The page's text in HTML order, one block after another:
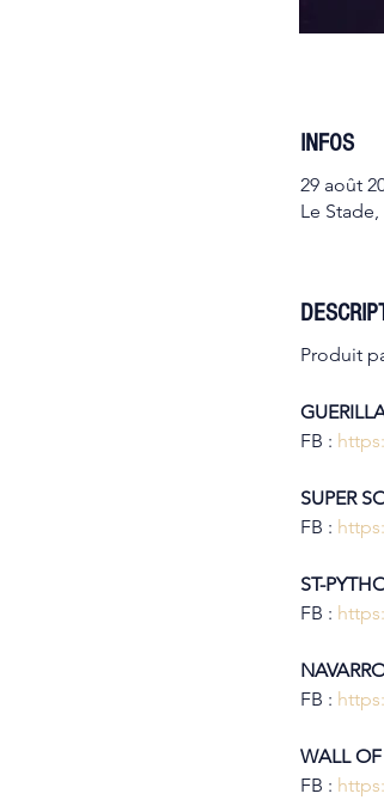
INFOS
29 août
Le
Produit
FB :
SUPER
FB :
ST-
FB :
FB :
WALL
FB :